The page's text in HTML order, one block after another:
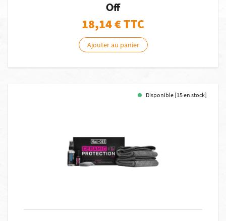
Off
18,14€ TTC
Ajouter au panier
Disponible [15 en stock]